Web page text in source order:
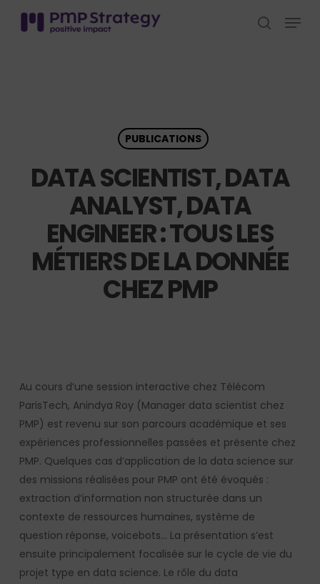
search
Menu
PUBLICATIONS
DATA SCIENTIST, DATA
ANALYST, DATA
ENGINEER : TOUS LES
MÉTIERS DE LA DONNÉE
CHEZ PMP
Au cours d’une session interactive chez Télécom
ParisTech, Anindya Roy (Manager data scientist chez
PMP) est revenu sur son parcours académique et ses
expériences professionnelles passées et présente chez
PMP. Quelques cas d’application de la data science sur
des missions réalisées pour PMP ont été évoqués :
extraction d’information non structurée dans un
contexte de ressources humaines, système de
question réponse, voicebots… La présentation s’est
ensuite principalement focalisée sur le cycle de vie du
projet type en data science. Le rôle du data